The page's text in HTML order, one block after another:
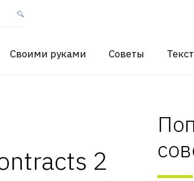
Своими руками Советы
2